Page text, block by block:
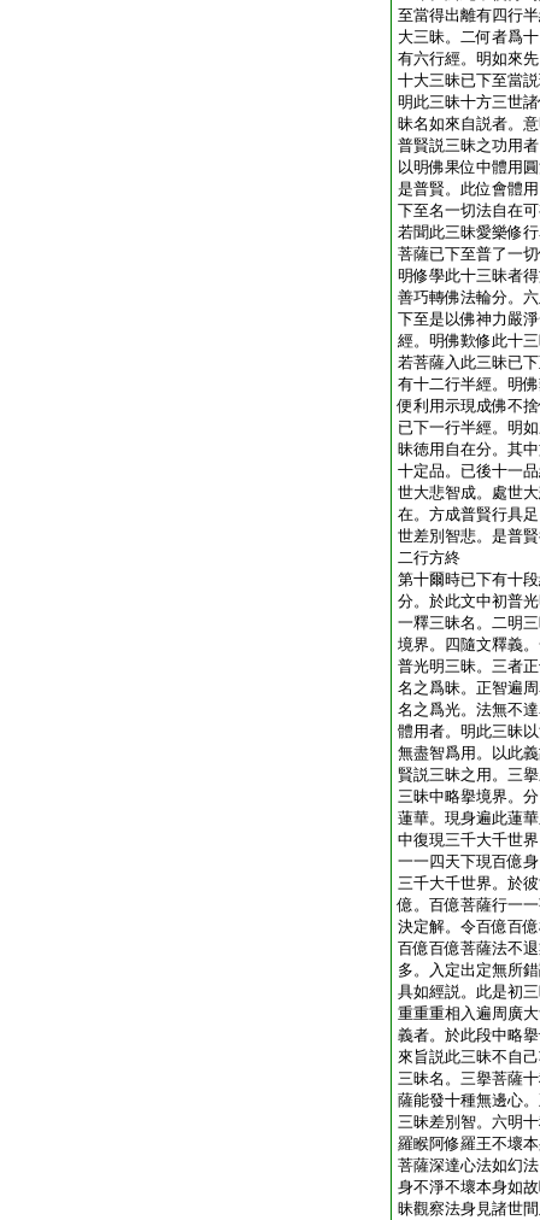
至當得出離有四行
大三昧。二何者爲
有六行經。明如來
十大三昧已下至當
明此三昧十方三世
昧名如來自説者。
普賢説三昧之功用
以明佛果位中體用
是普賢。此位會體
下至名一切法自在
若聞此三昧愛樂修
菩薩已下至普了一
明修學此十三昧者
善巧轉佛法輪分。
下至是以佛神力嚴
經。明佛歎修此十
若菩薩入此三昧已
有十二行半經。明
便利用示現成佛不
已下一行半經。明
昧徳用自在分。其
十定品。已後十一
世大悲智成。處世
在。方成普賢行具
世差別智悲。是普
二行方終
第十爾時已下有十
分。於此文中初普
一釋三昧名。二明
境界。四隨文釋義
普光明三昧。三者
名之爲昧。正智遍
名之爲光。法無不
體用者。明此三昧
無盡智爲用。以此
賢説三昧之用。三
三昧中略擧境界。
蓮華。現身遍此蓮
中復現三千大千世
一一四天下現百億
三千大千世界。於
億。百億菩薩行一
決定解。令百億百
百億百億菩薩法不
多。入定出定無所
具如經説。此是初
重重重相入遍周廣
義者。於此段中略
來旨説此三昧不自
三昧名。三擧菩薩
薩能發十種無邊心
三昧差別智。六明
羅睺阿修羅王不壞
菩薩深達心法如幻
身不淨不壞本身如
昧觀察法身見諸世